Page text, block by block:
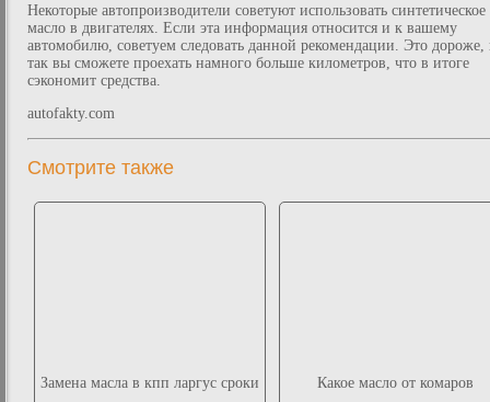
Некоторые автопроизводители советуют использовать синтетическое
масло в двигателях. Если эта информация относится и к вашему
автомобилю, советуем следовать данной рекомендации. Это дороже,
так вы сможете проехать намного больше километров, что в итоге
сэкономит средства.
autofakty.com
Смотрите также
Замена масла в кпп ларгус сроки Какое масло от комаров